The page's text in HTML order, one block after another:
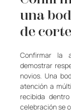
una
de
Confirmar la
demostrar
novios. Una
atención a
recibida
celebración se